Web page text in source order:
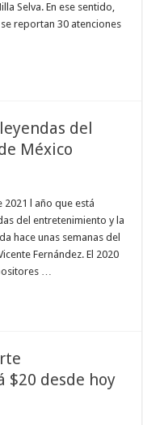
Selva. En ese sentido,
reportan 30 atenciones
del
México
l año que está
del entretenimiento y la
hace unas semanas del
Fernández. El 2020
…
$20 desde hoy